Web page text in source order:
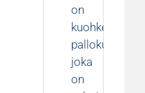
on
kuohkea
pallokuitu,
joka
on